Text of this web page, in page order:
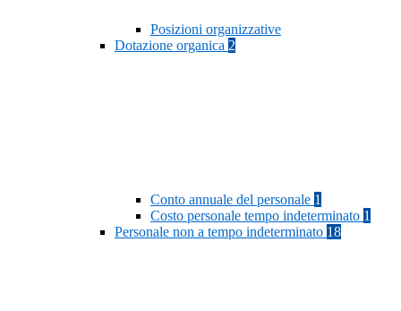
Posizioni organizzative
Dotazione organica 2
Conto annuale del personale 1
Costo personale tempo indeterminato 1
Personale non a tempo indeterminato 18